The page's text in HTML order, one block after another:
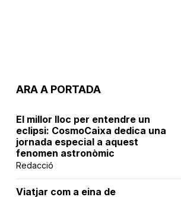
ARA A PORTADA
El millor lloc per entendre un
eclipsi: CosmoCaixa dedica una
jornada especial a aquest
fenomen astronòmic
Redacció
Viatjar com a eina de